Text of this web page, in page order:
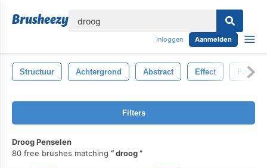
Inloggen Aanmelden
Structuur Achtergrond Abstract Effect Patroon
Filters
Droog Penselen
80 free brushes matching
droog